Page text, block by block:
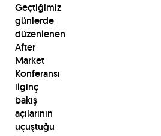
Geçtiğimiz
günlerde
düzenlenen
After
Market
Konferansı
ilginç
bakış
açılarının
uçuştuğu